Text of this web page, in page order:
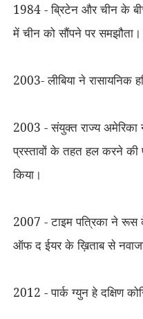
1984 - ब्रिटेन और चीन के
में चीन को सौंपने पर समझौता।
2003- लीबिया ने रासायनिक
2003 - संयुक्त राज्य अमेरिका
प्रस्तावों के तहत हल करने की
किया।
2007 - टाइम पत्रिका ने रूस के
ऑफ द ईयर के ख़िताब से
2012 - पार्क ग्युन हे दक्षिण